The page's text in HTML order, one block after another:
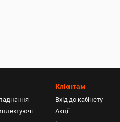
Клієнтам
Вхід до кабінету
Акції